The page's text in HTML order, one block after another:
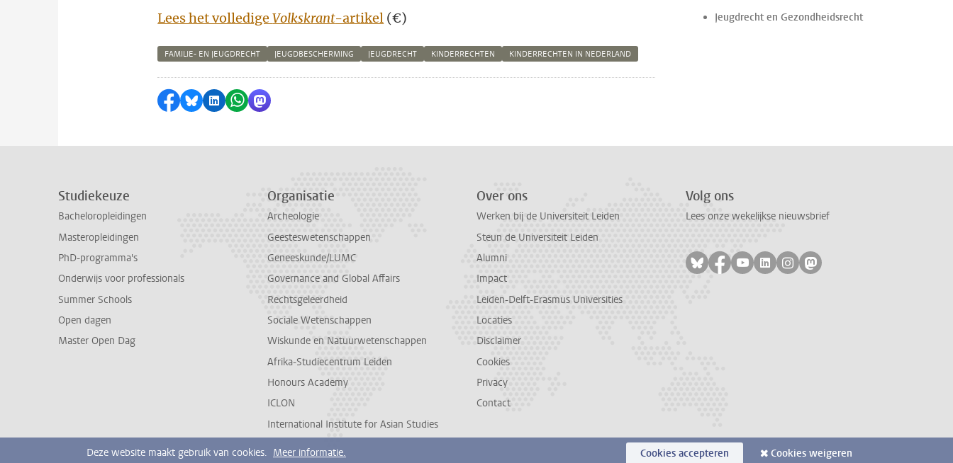
Lees het volledigeVolkskrant-artikel (€)
FAMILIE- EN JEUGDRECHT JEUGDBESCHERMING JEUGDRECHT KINDERRECHTEN KINDERRECHTEN IN NEDERLAND
Delen op Facebook
Delen via Bluesky
Delen op LinkedIn
Delen via WhatsApp
Delen via Mastodon
Jeugdrecht en Gezondheidsrecht
Studiekeuze
Bacheloropleidingen
Masteropleidingen
PhD-programma's
Onderwijs voor professionals
Summer Schools
Open dagen
Master Open Dag
Organisatie
Archeologie
Geesteswetenschappen
Geneeskunde/LUMC
Governance and Global Affairs
Rechtsgeleerdheid
Sociale Wetenschappen
Wiskunde en Natuurwetenschappen
Afrika-Studiecentrum Leiden
Honours Academy
ICLON
International Institute for Asian Studies
Over ons
Werken bij de Universiteit Leiden
Steun de Universiteit Leiden
Alumni
Impact
Leiden-Delft-Erasmus Universities
Locaties
Disclaimer
Cookies
Privacy
Contact
Volg ons
Lees onze wekelijkse nieuwsbrief
Volg ons op bluesky
Volg ons op facebook
Volg ons op youtube
Volg ons op linkedin
Volg ons op instagram
Volg ons op mastodon
Deze website maakt gebruik van cookies. Meer informatie. Cookies accepteren Cookies weigeren